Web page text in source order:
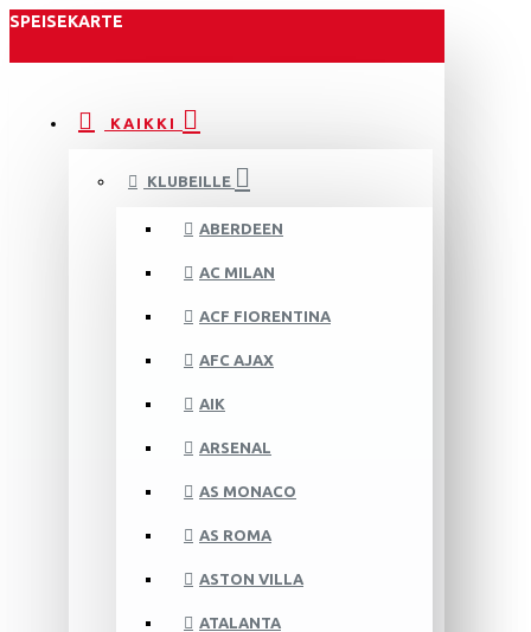
SPEISEKARTE
KAIKKI
KLUBEILLE
ABERDEEN
AC MILAN
ACF FIORENTINA
AFC AJAX
AIK
ARSENAL
AS MONACO
AS ROMA
ASTON VILLA
ATALANTA